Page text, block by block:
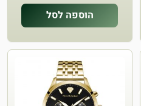
הוספה לסל